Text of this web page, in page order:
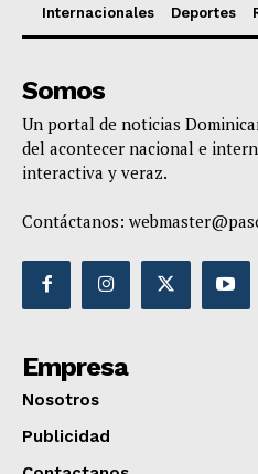
Internacionales
Deportes
Somos
Un portal de noticias
del acontecer nacional e
interactiva y veraz.
Contáctanos:
Empresa
Nosotros
Publicidad